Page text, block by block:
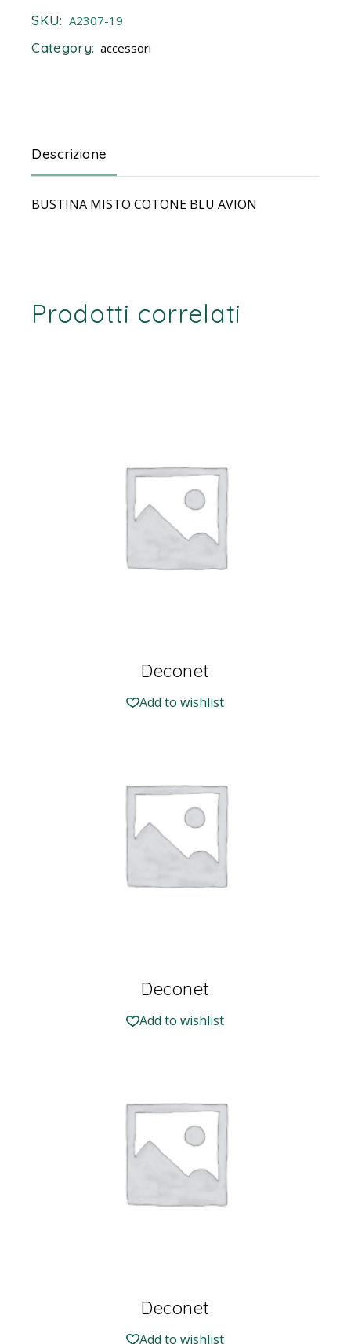
SKU: A2307-19
Category: accessori
Descrizione
BUSTINA MISTO COTONE BLU AVION
Prodotti correlati
Deconet
Add to wishlist
Deconet
Add to wishlist
Deconet
Add to wishlist